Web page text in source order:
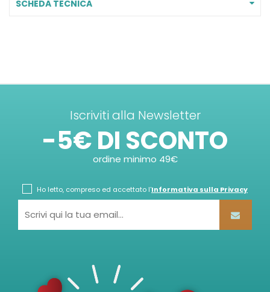
SCHEDA TECNICA
Iscriviti alla Newsletter
-5€ DI SCONTO
ordine minimo 49€
Ho letto, compreso ed accettato l'Informativa sulla Privacy